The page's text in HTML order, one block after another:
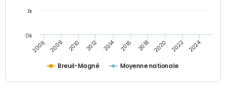
Breuil-Magné Moyenne nationale
2006 2008 2010 2012 2014 2016 2018 2020 2022 2024
0k
1k